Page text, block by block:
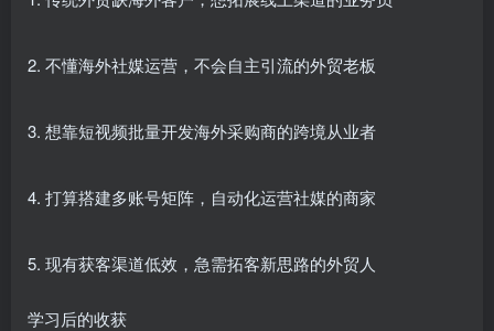
2. 不懂海外社媒运营，不会自主引流的外贸老板
3. 想靠短视频批量开发海外采购商的跨境从业者
4. 打算搭建多账号矩阵，自动化运营社媒的商家
5. 现有获客渠道低效，急需拓客新思路的外贸人
学习后的收获